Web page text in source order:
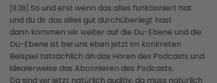
[8:38]
So und erst wenn das alles funktioniert hat
und du dir das alles gut durchüberlegt hast
dann kommen wir weiter auf die Du-Ebene und die
Du-Ebene ist bei uns eben jetzt im konkreten
Beispiel tatsächlich äh das Hören des Podcasts und
idealerweise das Abonnieren des Podcasts.
Da sind wir jetzt natürlich auditiv, da muss natürlich